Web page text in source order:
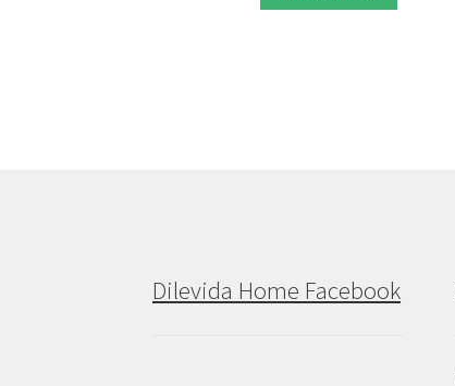
Dilevida Home Facebook